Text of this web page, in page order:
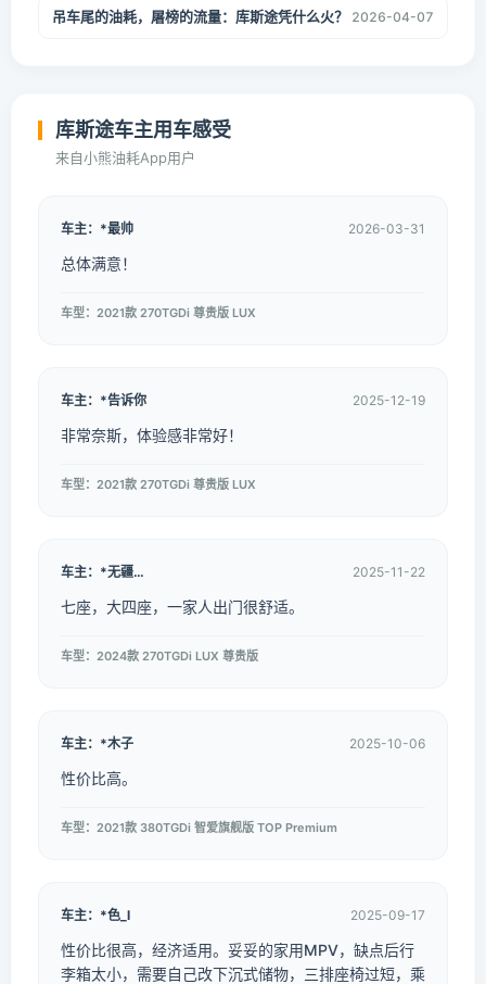
吊车尾的油耗，屠榜的流量：库斯途凭什么火？ 2026-04-07
库斯途车主用车感受
来自小熊油耗App用户
车主：*最帅 2026-03-31
总体满意！
车型：2021款 270TGDi 尊贵版 LUX
车主：*告诉你 2025-12-19
非常奈斯，体验感非常好！
车型：2021款 270TGDi 尊贵版 LUX
车主：*无疆… 2025-11-22
七座，大四座，一家人出门很舒适。
车型：2024款 270TGDi LUX 尊贵版
车主：*木子 2025-10-06
性价比高。
车型：2021款 380TGDi 智爱旗舰版 TOP Premium
车主：*色_l 2025-09-17
性价比很高，经济适用。妥妥的家用MPV，缺点后行
李箱太小，需要自己改下沉式储物，三排座椅过短，乘